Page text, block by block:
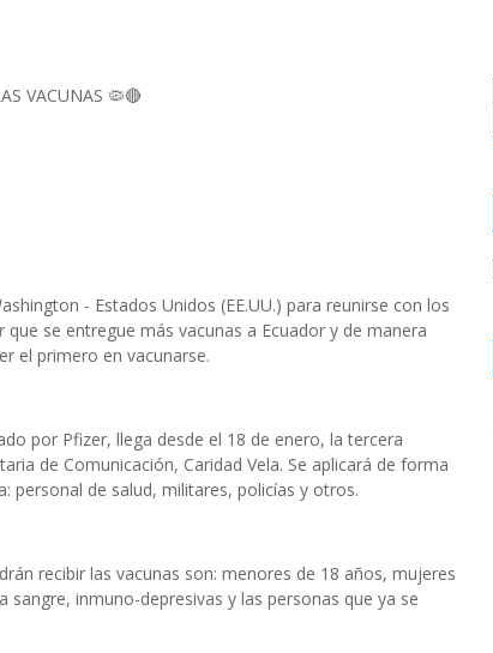
VACUNAS 🦠🔴
- Estados Unidos (EE.UU.) para reunirse con los
se entregue más vacunas a Ecuador y de manera
el primero en vacunarse.
por Pfizer, llega desde el 18 de enero, la tercera
de Comunicación, Caridad Vela. Se aplicará de forma
personal de salud, militares, policías y otros.
recibir las vacunas son: menores de 18 años, mujeres
inmuno-depresivas y las personas que ya se